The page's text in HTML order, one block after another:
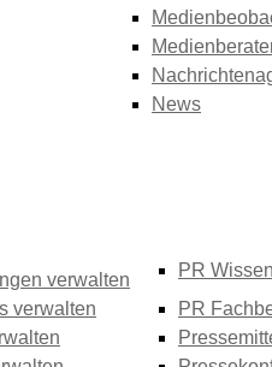
News
verwalten
verwalten
PR
PR